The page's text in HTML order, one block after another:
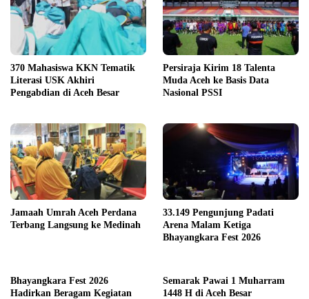
370 Mahasiswa KKN Tematik
Literasi USK Akhiri
Pengabdian di Aceh Besar
Persiraja Kirim 18 Talenta
Muda Aceh ke Basis Data
Nasional PSSI
Jamaah Umrah Aceh Perdana
Terbang Langsung ke Medinah
33.149 Pengunjung Padati
Arena Malam Ketiga
Bhayangkara Fest 2026
Bhayangkara Fest 2026
Hadirkan Beragam Kegiatan
Semarak Pawai 1 Muharram
1448 H di Aceh Besar